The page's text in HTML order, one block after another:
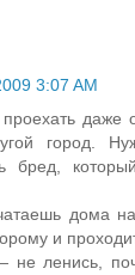
3:07 AM
даже
город.
бред,
дома
и
не ленись,